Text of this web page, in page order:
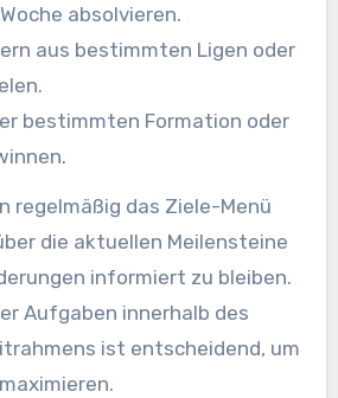
absolvieren.
aus bestimmten Ligen oder
bestimmten Formation oder
regelmäßig das Ziele-Menü
die aktuellen Meilensteine
informiert zu bleiben.
Aufgaben innerhalb des
ist entscheidend, um